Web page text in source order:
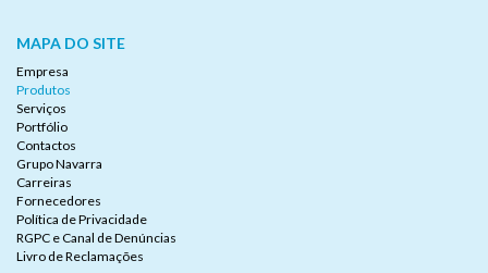
MAPA DO SITE
Empresa
Produtos
Serviços
Portfólio
Contactos
Grupo Navarra
Carreiras
Fornecedores
Política de Privacidade
RGPC e Canal de Denúncias
Livro de Reclamações